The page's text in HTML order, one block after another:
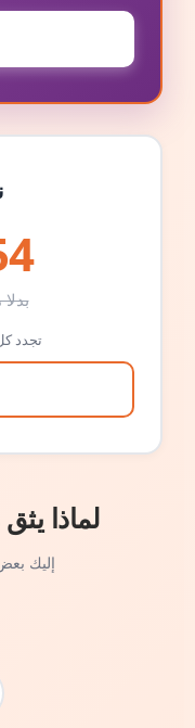
تجدد كل 6 أشهر بالسعر
لماذا
إليك